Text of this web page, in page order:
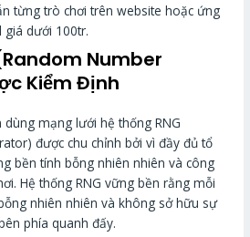
từng trò chơi trên website hoặc ứng
giá dưới 100tr.
Number
Kiểm Định
mạng lưới hệ thống RNG
được chu chỉnh bởi vì đầy đủ tổ
bền tính bỗng nhiên nhiên và công
Hệ thống RNG vững bền rằng mỗi
nhiên nhiên và không sở hữu sự
phía quanh đấy.